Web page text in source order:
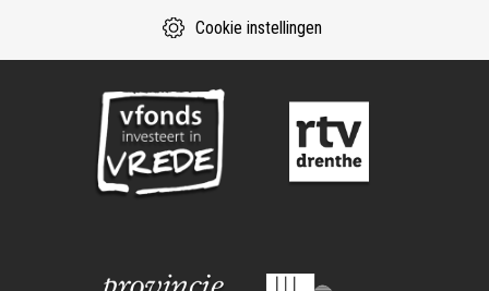
Cookie instellingen